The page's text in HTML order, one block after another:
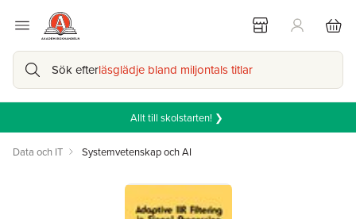
Sök efterläsglädje bland miljontals titlar
Allt till skolstarten! ❯
Data och IT Systemvetenskap och AI